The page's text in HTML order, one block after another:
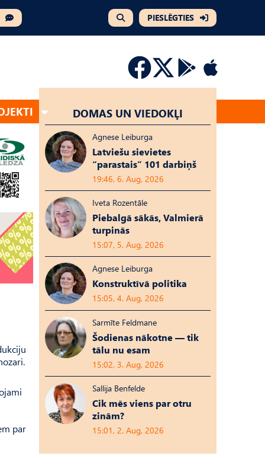
PIESLĒGTIES
par
DOMAS UN VIEDOKĻI
Agnese Leiburga
Latviešu sievietes
“parastais” 101 darbiņš
19:46, 6. Aug, 2026
Iveta Rozentāle
Piebalgā sākās, Valmierā
turpinās
15:07, 5. Aug, 2026
Agnese Leiburga
Konstruktīvā politika
15:05, 4. Aug, 2026
Sarmīte Feldmane
Šodienas nākotne — tik
tālu nu esam
15:02, 3. Aug, 2026
Sallija Benfelde
Cik mēs viens par otru
zinām?
15:01, 2. Aug, 2026